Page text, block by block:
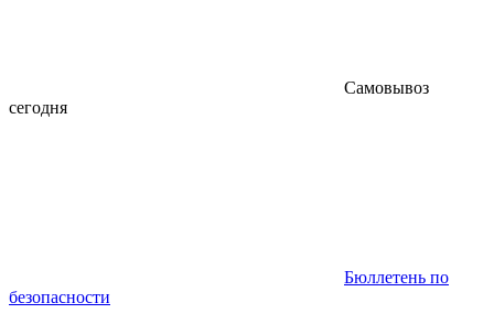
Самовывоз
сегодня
Бюллетень по
безопасности